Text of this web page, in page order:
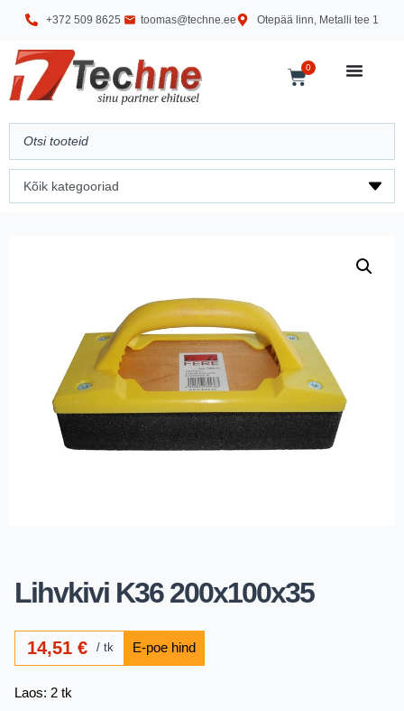
+372 509 8625 toomas@techne.ee Otepää linn, Metalli tee 1
0
Lihvkivi K36 200x100x35
14,51€ tk
Laos: 2 tk